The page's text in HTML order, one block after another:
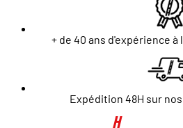
+ de 40 ans d'expérience
Expédition 48H sur